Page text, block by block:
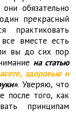
обязательно
прекрасный
вместе есть
вы до сих пор
на статью
здоровью и
. Уверяю, что
после того, как
принципам